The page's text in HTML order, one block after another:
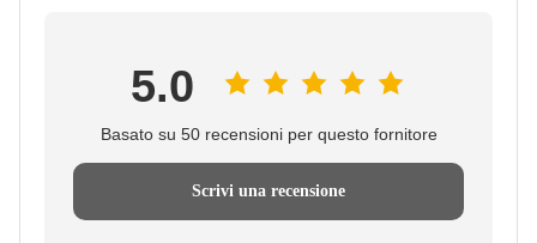
5.0
Basato su 50 recensioni per questo fornitore
Scrivi una recensione